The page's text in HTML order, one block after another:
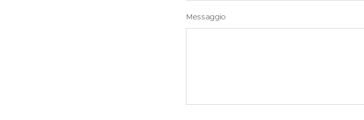
Messaggio